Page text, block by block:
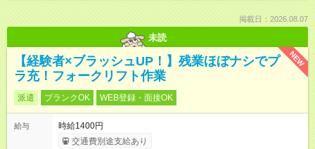
掲載日：2026.08.07
未読
NEW
【経験者×ブラッシュUP！】残業ほぼナシでプ
ラ充！フォークリフト作業
派遣 ブランクOK WEB登録・面接OK
給与
時給1400円
交通費別途支給あり